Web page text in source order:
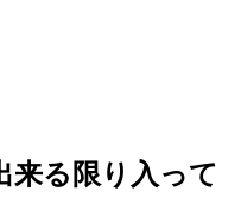
来る限り入って